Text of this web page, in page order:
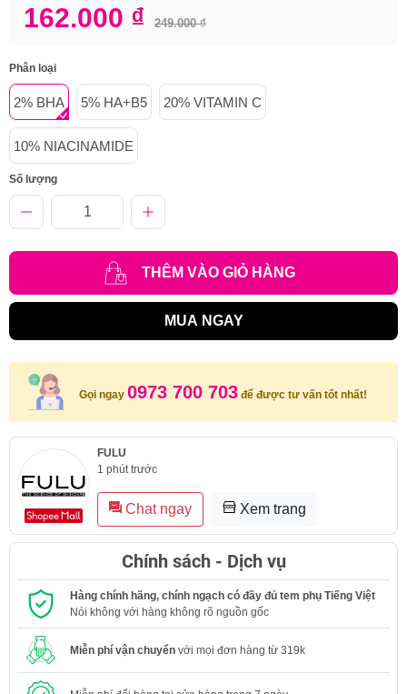
162.000 ₫ 249.000 ₫
Phân loại
2% BHA 5% HA+B5 20% VITAMIN C
10% NIACINAMIDE
Số lượng
THÊM VÀO GIỎ HÀNG
MUA NGAY
Gọi ngay 0973 700 703 để được tư vấn tốt nhất!
FULU
1 phút trước
Chat ngay Xem trang
Chính sách - Dịch vụ
Hàng chính hãng, chính ngạch có đầy đủ tem phụ Tiếng Việt
Nói không với hàng không rõ nguồn gốc
Miễn phí vận chuyển với mọi đơn hàng từ 319k